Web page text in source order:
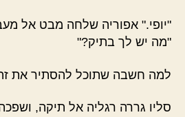
"יופי." אפוריה שלחה מבט אל
"מה יש לך בתיק?"
למה חשבה שתוכל להסתיר את
סליו גררה רגליה אל תיקה,